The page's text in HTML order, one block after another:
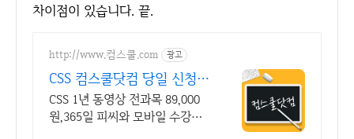
차이점이 있습니다. 끝.
http://www.컴스쿨.com 광고
CSS 컴스쿨닷컴 당일 신청&
결제시 기프티콘!
CSS 1년 동영상 전과목 89,000
원,365일 피씨와 모바일 수강가